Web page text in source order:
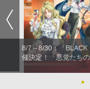
8/7～8/30：「
催決定！「悪党たち
●